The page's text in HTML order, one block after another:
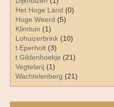
Het Hoge Land (0)
Hoge Weerd (5)
Klimtuin (1)
Lohuizerbrink (10)
t Eperholt (3)
t Gildenhoekje (21)
Vegtelarij (1)
Wachtelenberg (21)